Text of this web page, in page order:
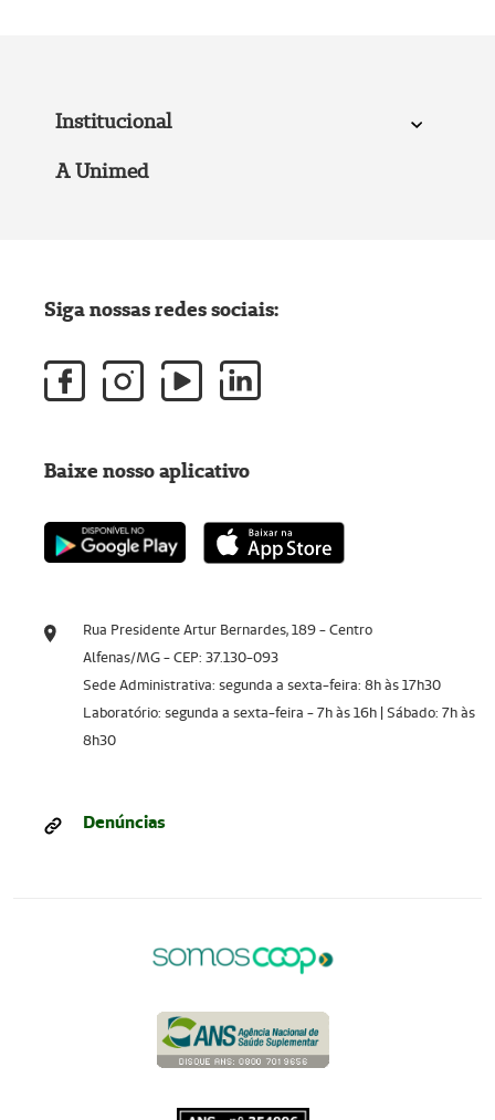
Institucional
A Unimed
Rua Presidente Artur Bernardes, 189 - Centro
Alfenas/MG - CEP: 37.130-093
Sede Administrativa: segunda a sexta-feira: 8h às 17h30
Laboratório: segunda a sexta-feira - 7h às 16h | Sábado: 7h às
8h30
Denúncias
Siga nossas redes sociais:
Baixe nosso aplicativo